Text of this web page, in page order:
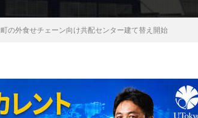
の外食せチェーン向け共配センター建て替え開始